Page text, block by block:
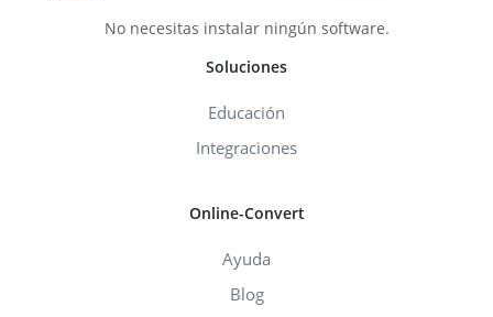
No necesitas instalar ningún software.
Soluciones
Educación
Integraciones
Online-Convert
Ayuda
Blog